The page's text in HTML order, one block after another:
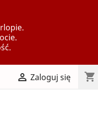
 Zaloguj się shopping_cart